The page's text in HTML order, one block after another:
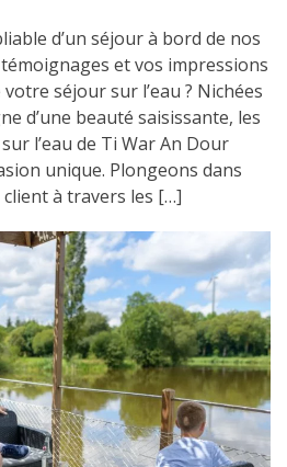
d’un séjour à bord de nos
témoignages et vos impressions
séjour sur l’eau ? Nichées
d’une beauté saisissante, les
l’eau de Ti War An Dour
unique. Plongeons dans
client à travers les […]